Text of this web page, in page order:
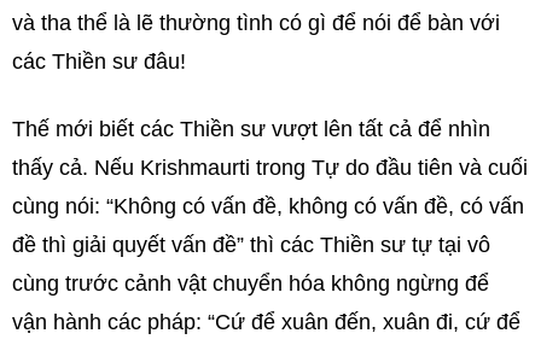
và tha thể là lẽ thường tình có gì để nói để bàn với
các Thiền sư đâu!
Thế mới biết các Thiền sư vượt lên tất cả để nhìn
thấy cả. Nếu Krishmaurti trong Tự do đầu tiên và cuối
cùng nói: “Không có vấn đề, không có vấn đề, có vấn
đề thì giải quyết vấn đề” thì các Thiền sư tự tại vô
cùng trước cảnh vật chuyển hóa không ngừng để
vận hành các pháp: “Cứ để xuân đến, xuân đi, cứ để